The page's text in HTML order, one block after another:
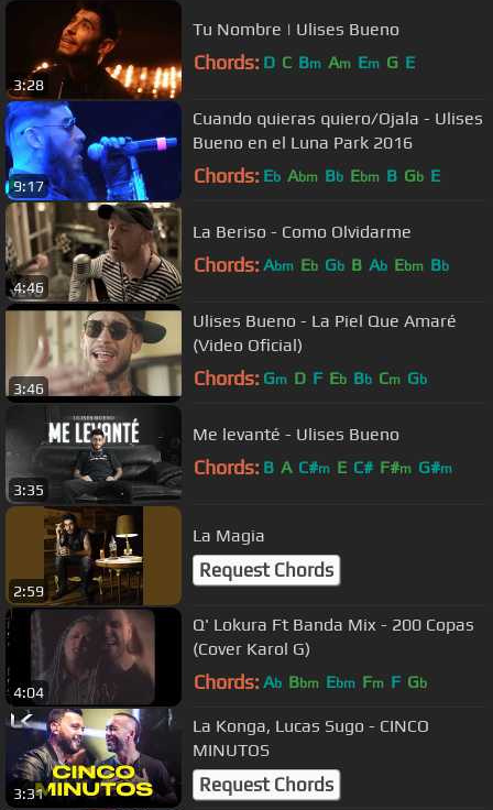
3:28
Tu Nombre | Ulises Bueno
Chords: D C Bm Am Em G E
9:17
Cuando quieras quiero/Ojala - Ulises
Bueno en el Luna Park 2016
Chords: Eb Abm Bb Ebm B Gb E
4:46
La Beriso - Como Olvidarme
Chords: Abm Eb Gb B Ab Ebm Bb
3:46
Ulises Bueno - La Piel Que Amaré
(Video Oficial)
Chords: Gm D F Eb Bb Cm Gb
3:35
Me levanté - Ulises Bueno
Chords: B A C#m E C# F#m G#m
2:59
La Magia
Request Chords
4:04
Q' Lokura Ft Banda Mix - 200 Copas
(Cover Karol G)
Chords: Ab Bbm Ebm Fm F Gb
3:31
La Konga, Lucas Sugo - CINCO
MINUTOS
Request Chords